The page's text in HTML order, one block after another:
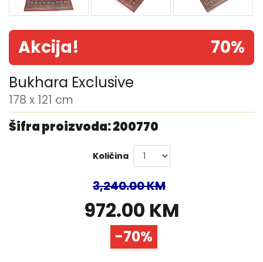
Akcija! 70%
Bukhara Exclusive
178 x 121 cm
Šifra proizvoda: 200770
Količina
3,240.00 KM
972.00 KM
-70%